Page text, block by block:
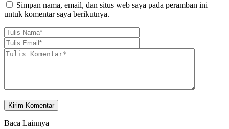
Simpan nama, email, dan situs web saya pada peramban ini
untuk komentar saya berikutnya.
Baca Lainnya